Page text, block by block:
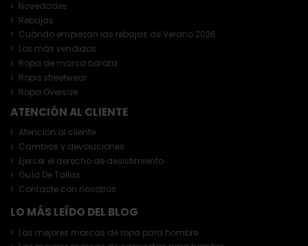
Novedades
Rebajas
Cuándo empiezan las rebajas de Verano 2026
Los más vendidos
Ropa de marca barata
Ropa streetwear
Ropa Oversize
ATENCIÓN AL CLIENTE
Atención al cliente
Cambios y devoluciones
Ejercer el derecho de desistimiento
Guía De Tallas
Contacte con nosotros
LO MÁS LEÍDO DEL BLOG
Las mejores marcas de ropa para hombre